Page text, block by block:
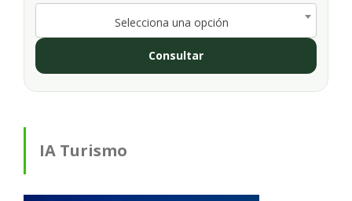
Selecciona una opción
Consultar
IA Turismo